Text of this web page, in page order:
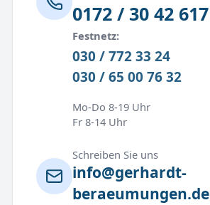
0172 / 30 42 617
Festnetz:
030 / 772 33 24
030 / 65 00 76 32
Mo-Do 8-19 Uhr
Fr 8-14 Uhr
Schreiben Sie uns
info@gerhardt-
beraeumungen.de